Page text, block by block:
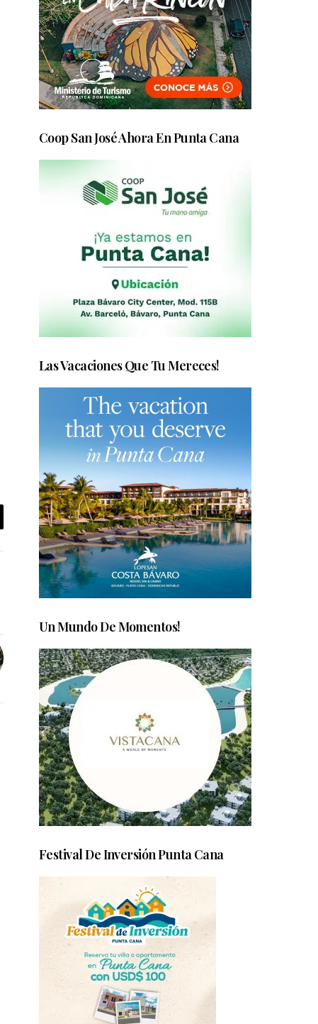
Coop San José Ahora En Punta Cana
Las Vacaciones Que Tu Mereces!
Un Mundo De Momentos!
Festival De Inversión Punta Cana